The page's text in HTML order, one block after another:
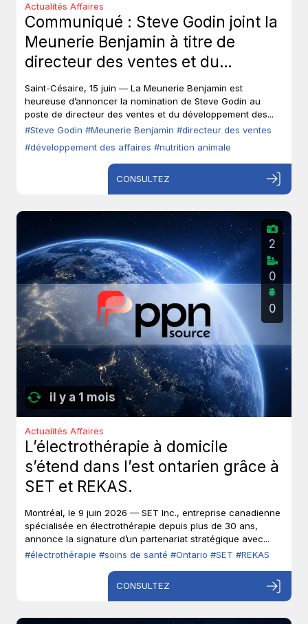
Actualités Affaires
Communiqué : Steve Godin joint la
Meunerie Benjamin à titre de
directeur des ventes et du
développement des affaires.
Saint-Césaire, 15 juin — La Meunerie Benjamin est
heureuse d’annoncer la nomination de Steve Godin au
poste de directeur des ventes et du développement des...
#Steve Godin #Meunerie Benjamin #directeur des ventes
#développement des affaires #nutrition animale
CONSULTEZ
il y a 1 mois
2
0
0
Actualités Affaires
L’électrothérapie à domicile
s’étend dans l’est ontarien grâce à
SET et REKAS.
Montréal, le 9 juin 2026 — SET Inc., entreprise canadienne
spécialisée en électrothérapie depuis plus de 30 ans,
annonce la signature d’un partenariat stratégique avec...
#électrothérapie #soins de santé #Ontario #SET #REKAS
CONSULTEZ